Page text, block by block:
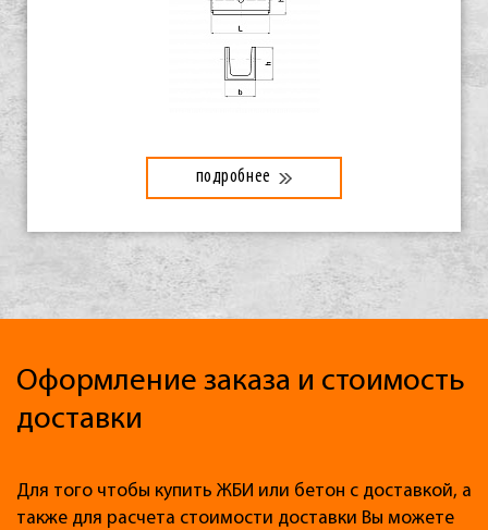
подробнее
Оформление заказа и стоимость
доставки
Для того чтобы купить ЖБИ или бетон с доставкой, а
также для расчета стоимости доставки Вы можете